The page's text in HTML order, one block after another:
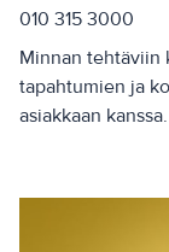
010 315 3000
Minnan tehtäviin
tapahtumien ja
asiakkaan kanssa.